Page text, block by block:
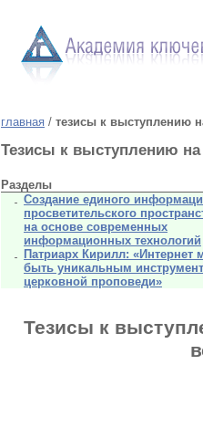
главная / тезисы к выступлению
Тезисы к выступлению на
Разделы
Создание единого
просветительского
на основе современных
информационных технологий
Патриарх Кирилл: «Интернет
быть уникальным
церковной проповеди»
Тезисы к